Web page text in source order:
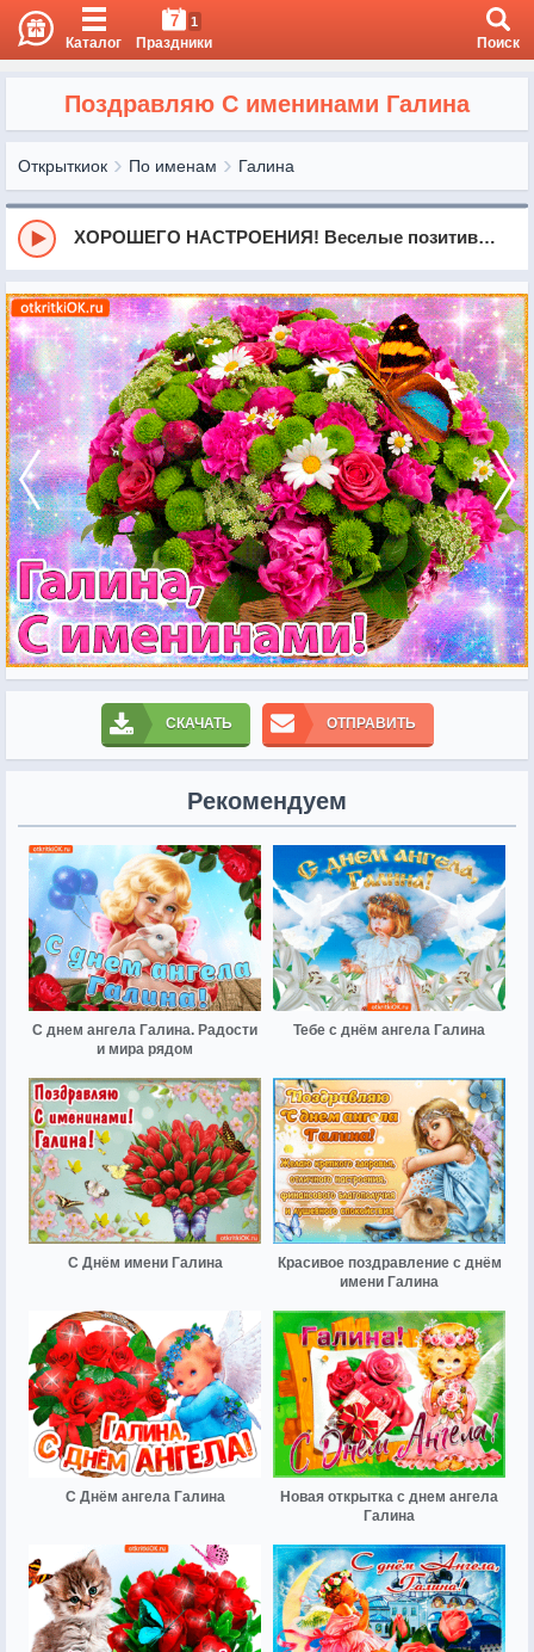
Каталог
7 1
Праздники Поиск
Поздравляю С именинами Галина
Открыткиок По именам Галина
ХОРОШЕГО НАСТРОЕНИЯ! Веселые позитивные пожелания для друзей
СКАЧАТЬ ОТПРАВИТЬ
Рекомендуем
С днем ангела Галина. Радости
и мира рядом
Тебе с днём ангела Галина
С Днём имени Галина
Красивое поздравление с днём
имени Галина
С Днём ангела Галина
Новая открытка с днем ангела
Галина